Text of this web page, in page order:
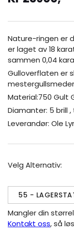
Nature-ringen er
er laget av 18
sammen 0,04
Gulloverflaten er
Material:750 Gult
Diamanter: 5 brill
Leverandør: Ole
Velg Alternativ:
55 -
Mangler din
Kontakt oss, så